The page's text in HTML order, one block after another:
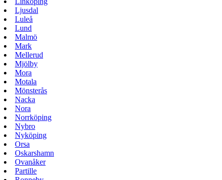
Ljusdal
Luleå
Lund
Malmö
Mark
Mellerud
Mjölby
Mora
Motala
Mönsterås
Nacka
Nora
Norrköping
Nybro
Nyköping
Orsa
Oskarshamn
Ovanåker
Partille